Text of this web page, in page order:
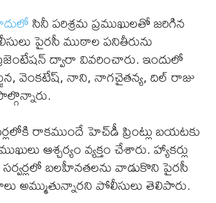
సినీ పరిశ్రమ ప్రముఖులతో జరిగిన
పైరసీ ముఠాల పనితీరును
ద్వారా వివరించారు. ఇందులో
వెంకటేష్, నాని, నాగచైతన్య, దిల్ రాజు
రాకముందే హెచ్‌డీ ప్రింట్లు బయటకు
ఆశ్చర్యం వ్యక్తం చేశారు. హ్యాకర్లు
బలహీనతలను వాడుకొని పైరసీ
అమ్ముతున్నారని పోలీసులు తెలిపారు.